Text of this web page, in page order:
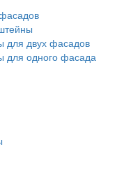
двух фасадов
одного фасада